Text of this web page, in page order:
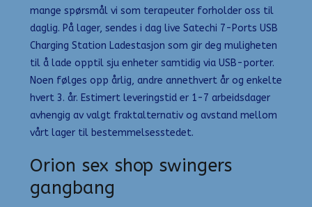
mange spørsmål vi som terapeuter forholder oss til
daglig. På lager, sendes i dag live Satechi 7-Ports USB
Charging Station Ladestasjon som gir deg muligheten
til å lade opptil sju enheter samtidig via USB-porter.
Noen følges opp årlig, andre annethvert år og enkelte
hvert 3. år. Estimert leveringstid er 1-7 arbeidsdager
avhengig av valgt fraktalternativ og avstand mellom
vårt lager til bestemmelsesstedet.
Orion sex shop swingers
gangbang